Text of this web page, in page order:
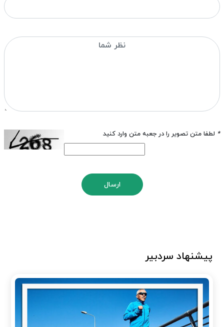
* لطفا متن تصویر را در جعبه متن وارد کنید
ارسال
پیشنهاد سردبیر